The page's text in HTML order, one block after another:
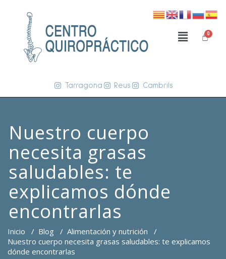
Tarragona Reus Cambrils
Nuestro cuerpo
necesita grasas
saludables: te
explicamos dónde
encontrarlas
Inicio / Blog / Alimentación y nutrición /
Nuestro cuerpo necesita grasas saludables: te explicamos
dónde encontrarlas